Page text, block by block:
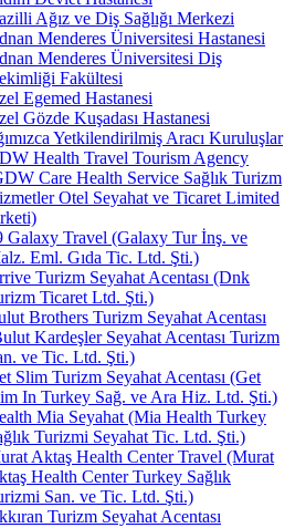
Ağız ve Diş Sağlığı Merkezi
Menderes Üniversitesi Hastanesi
Menderes Üniversitesi Diş
Fakültesi
Egemed Hastanesi
Gözde Kuşadası Hastanesi
Yetkilendirilmiş Aracı Kuruluşlar
Health Travel Tourism Agency
Care Health Service Sağlık Turizm
Otel Seyahat ve Ticaret Limited
Galaxy Travel (Galaxy Tur İnş. ve
Eml. Gıda Tic. Ltd. Şti.)
Turizm Seyahat Acentası (Dnk
Ticaret Ltd. Şti.)
Brothers Turizm Seyahat Acentası
Kardeşler Seyahat Acentası Turizm
ve Tic. Ltd. Şti.)
Slim Turizm Seyahat Acentası (Get
In Turkey Sağ. ve Ara Hiz. Ltd. Şti.)
Mia Seyahat (Mia Health Turkey
Turizmi Seyahat Tic. Ltd. Şti.)
Aktaş Health Center Travel (Murat
Health Center Turkey Sağlık
San. ve Tic. Ltd. Şti.)
Turizm Seyahat Acentası